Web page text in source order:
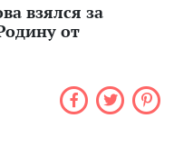
взялся за
от